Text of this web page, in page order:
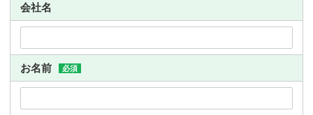
会社名
お名前 必須